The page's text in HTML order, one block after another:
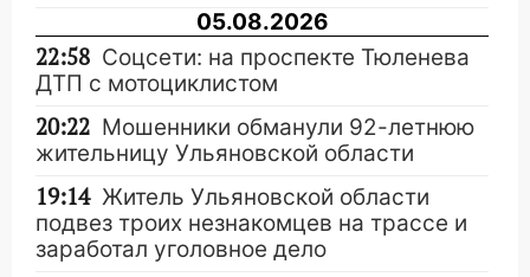
05.08.2026
22:58 Соцсети: на проспекте Тюленева
ДТП с мотоциклистом
20:22 Мошенники обманули 92-летнюю
жительницу Ульяновской области
19:14 Житель Ульяновской области
подвез троих незнакомцев на трассе и
заработал уголовное дело